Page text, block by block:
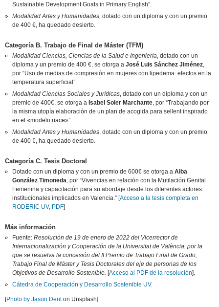
Sustainable Development Goals in Primary English”.
Modalidad Artes y Humanidades,dotado con un diploma y con un premio
de 400 €, ha quedado desierto.
Categoría B. Trabajo de Final de Máster (TFM)
Modalidad Ciencias, Ciencias de la Salud e Ingeniería, dotado con un
diploma y un premio de 400 €, se otorga aJosé Luis Sánchez Jiménez,
por “Uso de medias de compresión en mujeres con lipedema: efectos en la
temperatura superficial”.
Modalidad Ciencias Sociales y Jurídicas, dotado con un diploma y con un
premio de 400€, se otorga a Isabel Soler Marchante, por “Trabajando por
la misma utopía elaboración de un plan de acogida para sellent inspirado
en el «modelo riace»”.
Modalidad Artes y Humanidades, dotado con un diploma y con un premio
de 400 €, ha quedado desierto.
Categoría C. Tesis Doctoral
Dotado con un diploma y con un premio de 600€ se otorga aAlba
González Timoneda, por “Vivencias en relación con la Mutilación Genital
Femenina y capacitación para su abordaje desde los diferentes actores
institucionales implicados en Valencia.” [Acceso a la tesis completa en
RODERIC UV, PDF]
Más información
Fuente:Resolución de 19 de enero de 2022 del Vicerrector de
Internacionalización y Cooperación de la Universitat de València, por la
que se resuelva la concesión del II Premio de Trabajo Final de Grado,
Trabajo Final de Máster y Tesis Doctorales del eje de personas de los
Objetivos de Desarrollo Sostenible. [Acceso al PDF de la resolución].
Cátedra de Cooperación y Desarrollo Sostenible UV.
[Photo by Jason Denton Unsplash]